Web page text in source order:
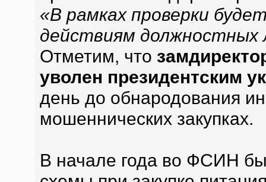
«В рамках проверки
действиям
Отметим, что
уволен президентским
день до обнародования
мошеннических закупках.
В начале года во ФСИН